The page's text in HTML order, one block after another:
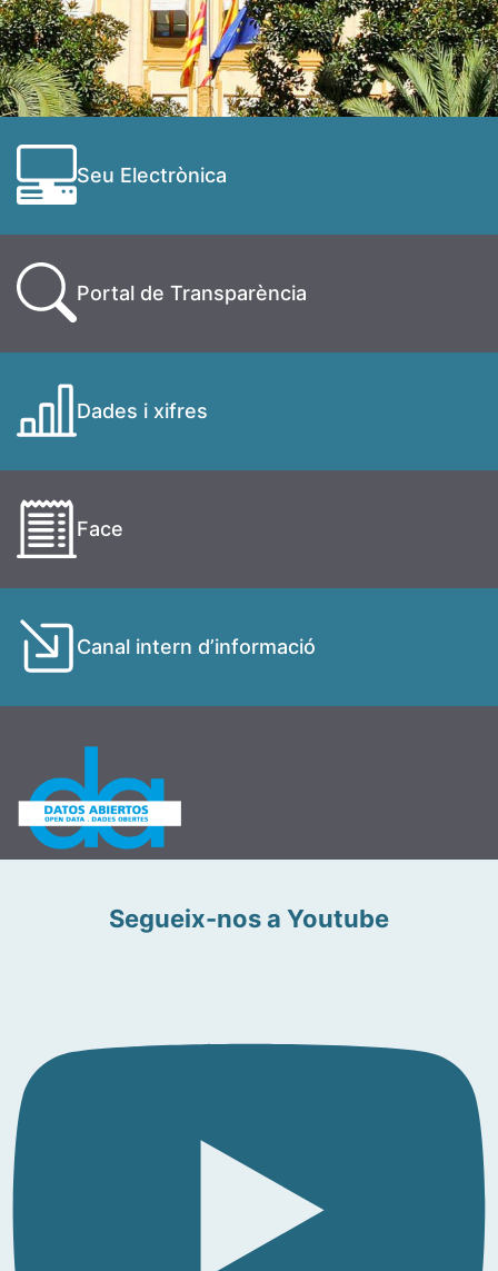
Seu Electrònica
Portal de Transparència
Dades i xifres
Face
Canal intern d’informació
Segueix-nos a Youtube